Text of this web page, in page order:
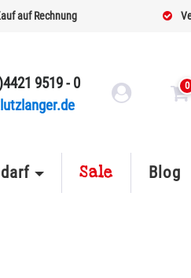
auf Rechnung
9519 - 0
0
Sale Blog